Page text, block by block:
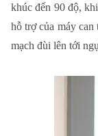
khúc đến 90 độ,
hỗ trợ của máy
mạch đùi lên tới